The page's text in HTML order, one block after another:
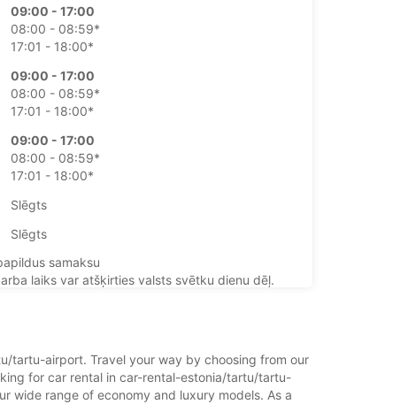
09:00 - 17:00
08:00 - 08:59*
17:01 - 18:00*
09:00 - 17:00
08:00 - 08:59*
17:01 - 18:00*
09:00 - 17:00
08:00 - 08:59*
17:01 - 18:00*
Slēgts
Slēgts
samaksu
laiks var atšķirties valsts svētku dienu dēļ.
Maršruts
tartu-airport. Travel your way by choosing from our
for car rental in car-rental-estonia/tartu/tartu-
wide range of economy and luxury models. As a